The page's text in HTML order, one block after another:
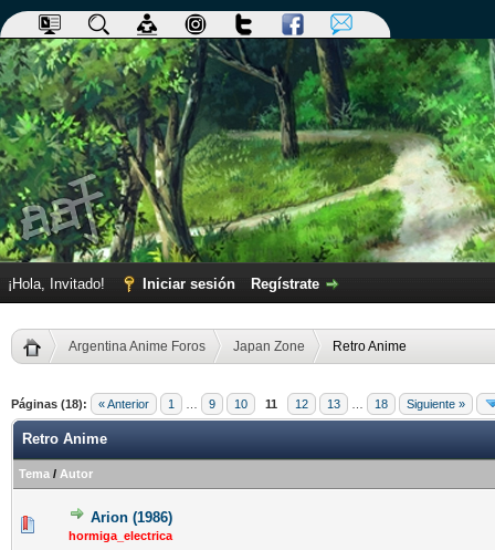
¡Hola, Invitado! Iniciar sesión Regístrate
Argentina Anime Foros Japan Zone Retro Anime
Páginas (18): « Anterior 1 9 10 11 12 13 18 Siguiente »
Retro Anime
Tema / Autor
Arion (1986)
hormiga_electrica